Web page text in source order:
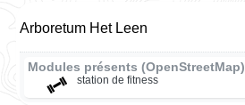
Arboretum Het Leen
Modules présents (OpenStreetMap)
station de fitness